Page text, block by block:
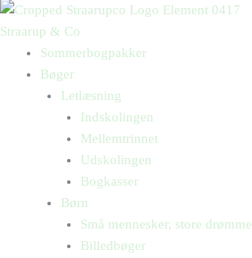
Straarup & Co
Sommerbogpakker
Bøger
Letlæsning
Indskolingen
Mellemtrinnet
Udskolingen
Bogkasser
Børn
Små mennesker, store drømme
Billedbøger